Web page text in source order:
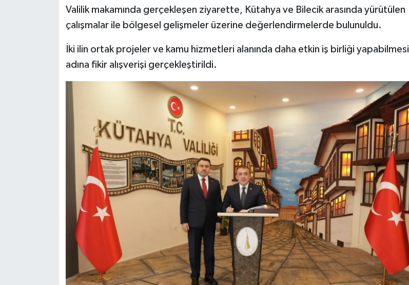
Valilik makamında gerçekleşen ziyarette, Kütahya ve Bilecik arasında yürütülen
çalışmalar ile bölgesel gelişmeler üzerine değerlendirmelerde bulunuldu.
İki ilin ortak projeler ve kamu hizmetleri alanında daha etkin iş birliği yapabilmesi
adına fikir alışverişi gerçekleştirildi.
Rüya Tabirleri